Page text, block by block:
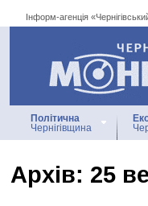
Інформ-агенція
Інформ-
Політична
Чернігівщина
Архiв: 25